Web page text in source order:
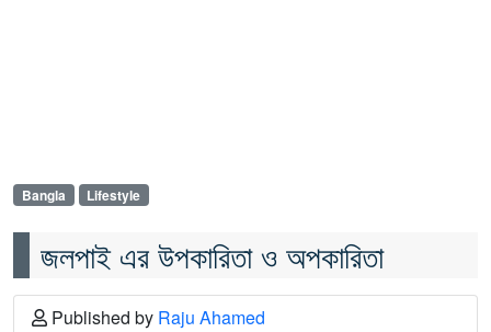
Bangla Lifestyle
জলপাই এর উপকারিতা ও অপকারিতা
Published by Raju Ahamed